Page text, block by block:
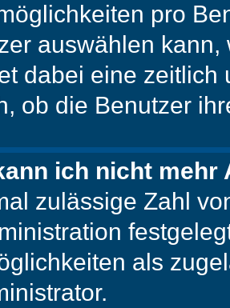
pro
auswählen
dabei eine zeitlich
ob die Benutzer
ich nicht
zulässige Zahl
als